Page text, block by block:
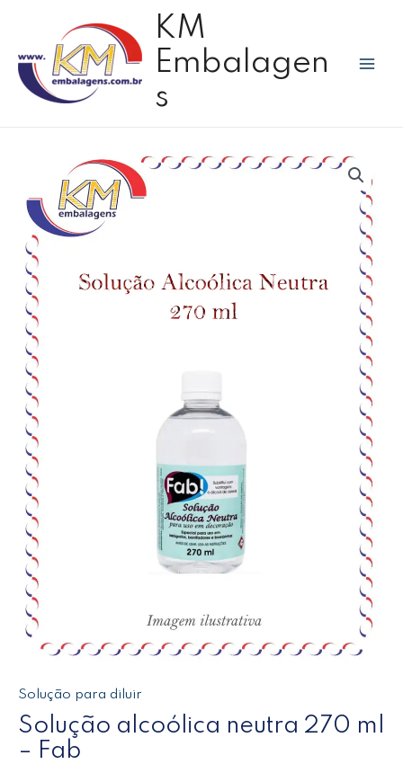
conteúdo
KM
Embalagen
s
Solução para diluir
Solução alcoólica neutra 270 ml
– Fab
alcoólica
neutra
270
ml
Fab
quantidade